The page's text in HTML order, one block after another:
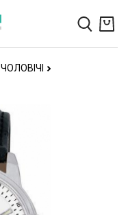
ЧОЛОВІЧІ